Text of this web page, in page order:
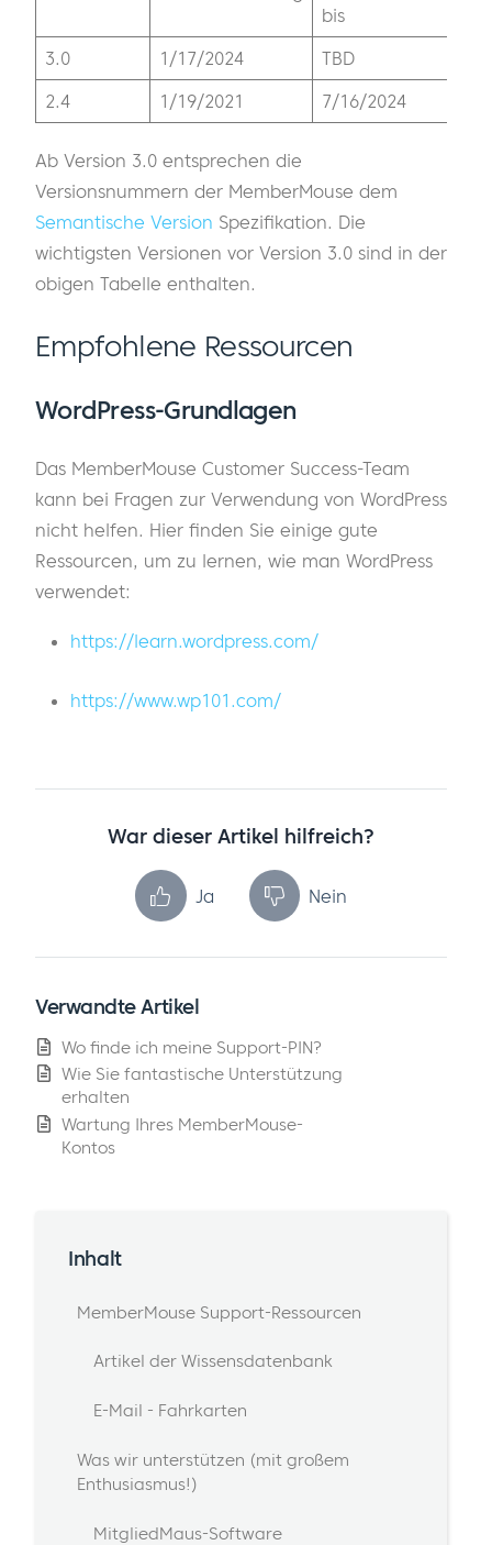
bis
3.0
1/17/2024
TBD
2.4
1/19/2021 7/16/2024
Ab Version 3.0 entsprechen die
Versionsnummern der MemberMouse dem
Semantische Version Spezifikation. Die
wichtigsten Versionen vor Version 3.0 sind in der
obigen Tabelle enthalten.
Empfohlene Ressourcen
WordPress-Grundlagen
Das MemberMouse Customer Success-Team
kann bei Fragen zur Verwendung von WordPress
nicht helfen. Hier finden Sie einige gute
Ressourcen, um zu lernen, wie man WordPress
verwendet:
https://learn.wordpress.com/
https://www.wp101.com/
War dieser Artikel hilfreich?
Ja Nein
Verwandte Artikel
Wo finde ich meine Support-PIN?
Wie Sie fantastische Unterstützung
erhalten
Wartung Ihres MemberMouse-
Kontos
Inhalt
MemberMouse Support-Ressourcen
Artikel der Wissensdatenbank
E-Mail - Fahrkarten
Was wir unterstützen (mit großem
Enthusiasmus!)
MitgliedMaus-Software